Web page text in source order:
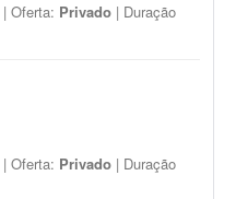
| Oferta: Privado | Duração
| Oferta: Privado | Duração